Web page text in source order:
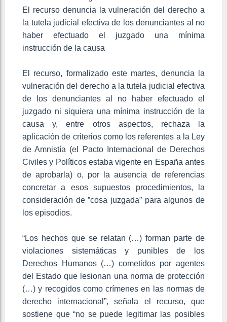
El recurso denuncia la vulneración del derecho a
la tutela judicial efectiva de los denunciantes al no
haber efectuado el juzgado una mínima
instrucción de la causa
El recurso, formalizado este martes, denuncia la
vulneración del derecho a la tutela judicial efectiva
de los denunciantes al no haber efectuado el
juzgado ni siquiera una mínima instrucción de la
causa y, entre otros aspectos, rechaza la
aplicación de criterios como los referentes a la Ley
de Amnistía (el Pacto Internacional de Derechos
Civiles y Políticos estaba vigente en España antes
de aprobarla) o, por la ausencia de referencias
concretar a esos supuestos procedimientos, la
consideración de ”cosa juzgada” para algunos de
los episodios.
“Los hechos que se relatan (…) forman parte de
violaciones sistemáticas y punibles de los
Derechos Humanos (…) cometidos por agentes
del Estado que lesionan una norma de protección
(…) y recogidos como crímenes en las normas de
derecho internacional”, señala el recurso, que
sostiene que “no se puede legitimar las posibles